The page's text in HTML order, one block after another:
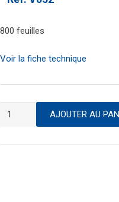
800 feuilles
Voir la fiche technique
quantité
AJOUTER AU